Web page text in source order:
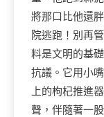
將那口比他還
院逃跑！別再
料是文明的基
抗議。它用小
上的枸杞推進
聲，伴隨著一